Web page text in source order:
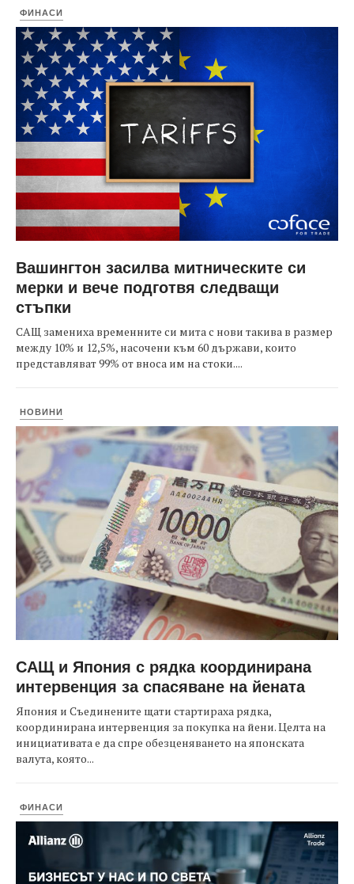
ФИНАСИ
Вашингтон засилва митническите си
мерки и вече подготвя следващи
стъпки
САЩ замениха временните си мита с нови такива в размер
между 10% и 12,5%, насочени към 60 държави, които
представляват 99% от вноса им на стоки....
НОВИНИ
САЩ и Япония с рядка координирана
интервенция за спасяване на йената
Япония и Съединените щати стартираха рядка,
координирана интервенция за покупка на йени. Целта на
инициативата е да спре обезценяването на японската
валута, която...
ФИНАСИ